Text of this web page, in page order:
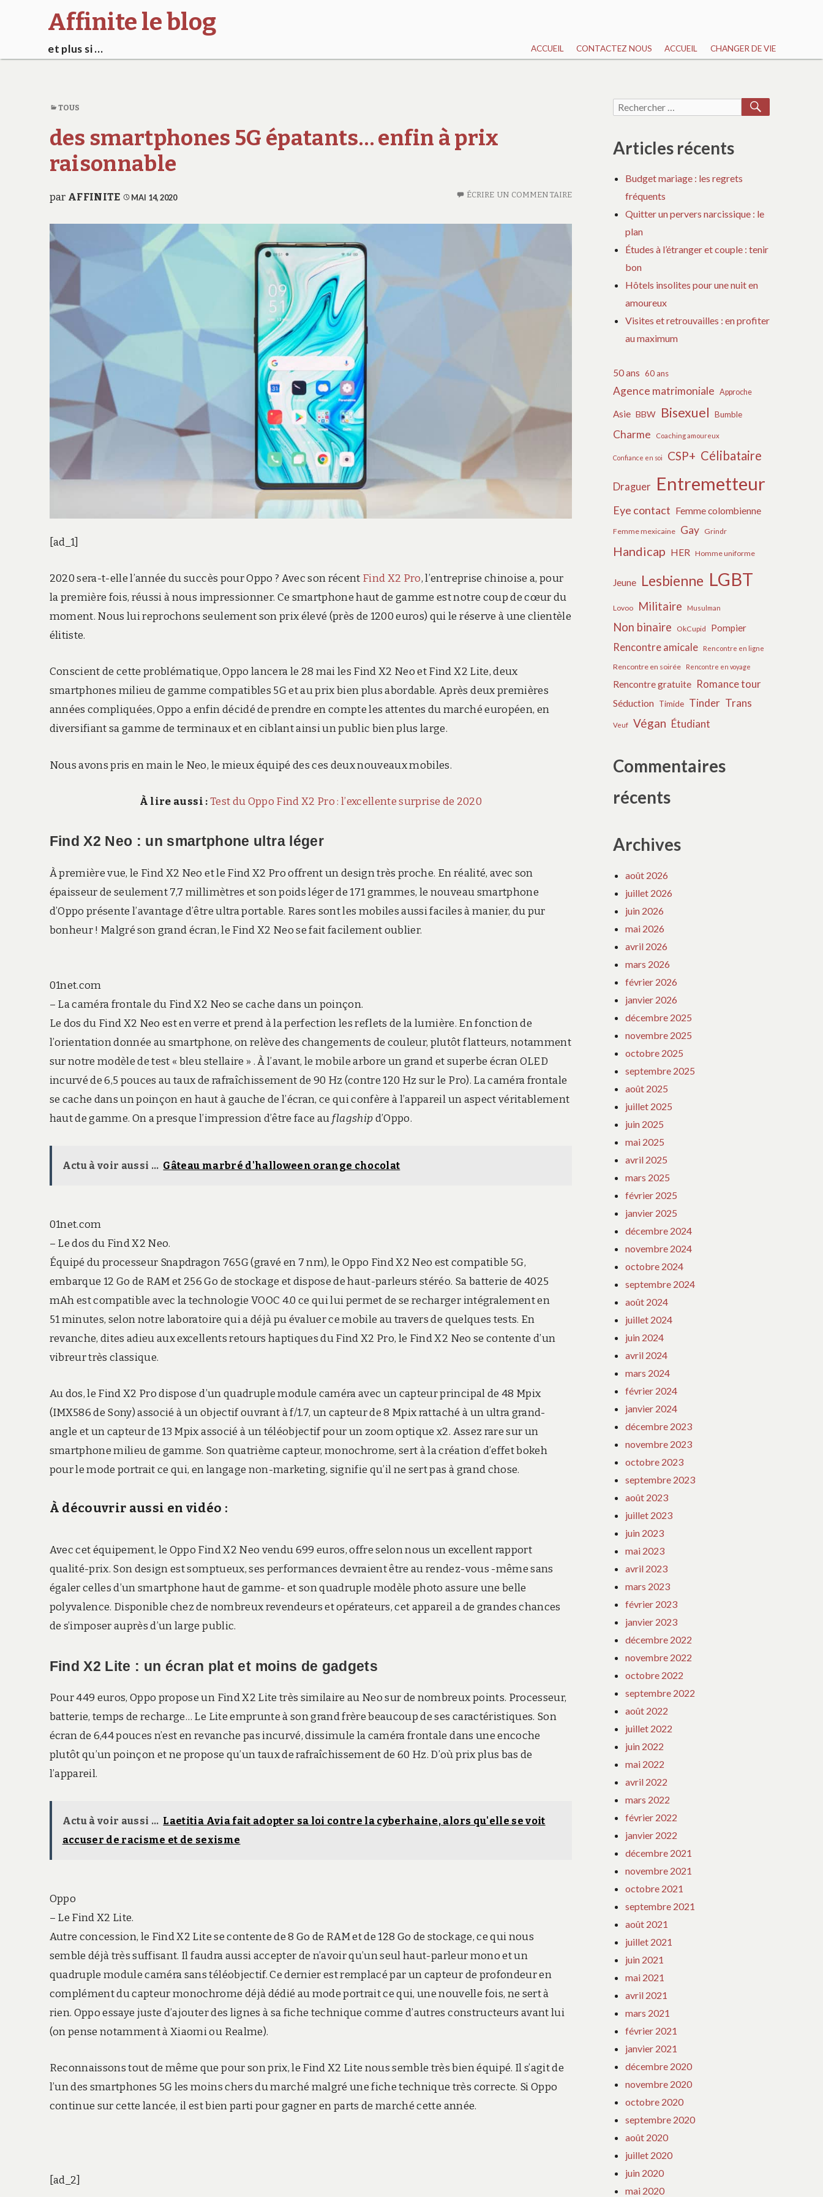
Affinite le blog
et plus si … ACCUEIL CONTACTEZ NOUS ACCUEIL CHANGER DE VIE
TOUS
des smartphones 5G épatants… enfin à prix
raisonnable
par AFFINITE MAI 14, 2020 ÉCRIRE UN COMMENTAIRE
[ad_1]
2020 sera-t-elle l’année du succès pour Oppo ? Avec son récent Find X2 Pro, l’entreprise chinoise a, pour
la première fois, réussi à nous impressionner. Ce smartphone haut de gamme est notre coup de cœur du
moment. Nous lui reprochons seulement son prix élevé (près de 1200 euros) qui le réserve à une clientèle
élitiste.
Conscient de cette problématique, Oppo lancera le 28 mai les Find X2 Neo et Find X2 Lite, deux
smartphones milieu de gamme compatibles 5G et au prix bien plus abordable. Après deux premières
années compliquées, Oppo a enfin décidé de prendre en compte les attentes du marché européen, en
diversifiant sa gamme de terminaux et en ciblant ainsi un public bien plus large.
Nous avons pris en main le Neo, le mieux équipé des ces deux nouveaux mobiles.
À lire aussi :Test du Oppo Find X2 Pro : l’excellente surprise de 2020
Find X2 Neo : un smartphone ultra léger
À première vue, le Find X2 Neo et le Find X2 Pro offrent un design très proche. En réalité, avec son
épaisseur de seulement 7,7 millimètres et son poids léger de 171 grammes, le nouveau smartphone
d’Oppo présente l’avantage d’être ultra portable. Rares sont les mobiles aussi faciles à manier, du pur
bonheur ! Malgré son grand écran, le Find X2 Neo se fait facilement oublier.
01net.com
– La caméra frontale du Find X2 Neo se cache dans un poinçon.
Le dos du Find X2 Neo est en verre et prend à la perfection les reflets de la lumière. En fonction de
l’orientation donnée au smartphone, on relève des changements de couleur, plutôt flatteurs, notamment
sur notre modèle de test « bleu stellaire » . À l’avant, le mobile arbore un grand et superbe écran OLED
incurvé de 6,5 pouces au taux de rafraîchissement de 90 Hz (contre 120 Hz sur le Pro). La caméra frontale
se cache dans un poinçon en haut à gauche de l’écran, ce qui confère à l’appareil un aspect véritablement
haut de gamme. On a presque l’impression d’être face au flagshipd’Oppo.
Actu à voir aussi ... Gâteau marbré d'halloween orange chocolat
01net.com
– Le dos du Find X2 Neo.
Équipé du processeur Snapdragon 765G (gravé en 7 nm), le Oppo Find X2 Neo est compatible 5G,
embarque 12 Go de RAM et 256 Go de stockage et dispose de haut-parleurs stéréo. Sa batterie de 4025
mAh est compatible avec la technologie VOOC 4.0 ce qui lui permet de se recharger intégralement en
51 minutes, selon notre laboratoire qui a déjà pu évaluer ce mobile au travers de quelques tests. En
revanche, dites adieu aux excellents retours haptiques du Find X2 Pro, le Find X2 Neo se contente d’un
vibreur très classique.
Au dos, le Find X2 Pro dispose d’un quadruple module caméra avec un capteur principal de 48 Mpix
(IMX586 de Sony) associé à un objectif ouvrant à f/1.7, un capteur de 8 Mpix rattaché à un ultra grand-
angle et un capteur de 13 Mpix associé à un téléobjectif pour un zoom optique x2. Assez rare sur un
smartphone milieu de gamme. Son quatrième capteur, monochrome, sert à la création d’effet bokeh
pour le mode portrait ce qui, en langage non-marketing, signifie qu’il ne sert pas à grand chose.
À découvrir aussi en vidéo :
Avec cet équipement, le Oppo Find X2 Neo vendu 699 euros, offre selon nous un excellent rapport
qualité-prix. Son design est somptueux, ses performances devraient être au rendez-vous -même sans
égaler celles d’un smartphone haut de gamme- et son quadruple modèle photo assure une belle
polyvalence. Disponible chez de nombreux revendeurs et opérateurs, cet appareil a de grandes chances
de s’imposer auprès d’un large public.
Find X2 Lite : un écran plat et moins de gadgets
Pour 449 euros, Oppo propose un Find X2 Lite très similaire au Neo sur de nombreux points. Processeur,
batterie, temps de recharge… Le Lite emprunte à son grand frère beaucoup de ses caractéristiques. Son
écran de 6,44 pouces n’est en revanche pas incurvé, dissimule la caméra frontale dans une encoche
plutôt qu’un poinçon et ne propose qu’un taux de rafraîchissement de 60 Hz. D’où prix plus bas de
l’appareil.
Actu à voir aussi ... Laetitia Avia fait adopter sa loi contre la cyberhaine, alors qu'elle se voit
accuser de racisme et de sexisme
Oppo
– Le Find X2 Lite.
Autre concession, le Find X2 Lite se contente de 8 Go de RAM et de 128 Go de stockage, ce qui nous
semble déjà très suffisant. Il faudra aussi accepter de n’avoir qu’un seul haut-parleur mono et un
quadruple module caméra sans téléobjectif. Ce dernier est remplacé par un capteur de profondeur en
complément du capteur monochrome déjà dédié au mode portrait ce qui, une nouvelle fois, ne sert à
rien. Oppo essaye juste d’ajouter des lignes à sa fiche technique comme d’autres constructeurs avant lui
(on pense notamment à Xiaomi ou Realme).
Reconnaissons tout de même que pour son prix, le Find X2 Lite nous semble très bien équipé. Il s’agit de
l’un des smartphones 5G les moins chers du marché malgré une fiche technique très correcte. Si Oppo
continue sur cette lancée, il est bien parti pour gagner en parts de marché cette année.
[ad_2]
Recherche
Articles récents
Budget mariage : les regrets
fréquents
Quitter un pervers narcissique : le
plan
Études à l’étranger et couple : tenir
bon
Hôtels insolites pour une nuit en
amoureux
Visites et retrouvailles : en profiter
au maximum
50 ans 60 ans
Agence matrimoniale Approche
Asie BBW Bisexuel Bumble
Charme Coaching amoureux
Confiance en soi CSP+ Célibataire
Draguer Entremetteur
Eye contact Femme colombienne
Femme mexicaine Gay Grindr
Handicap HER Homme uniforme
Jeune Lesbienne LGBT
Lovoo Militaire Musulman
Non binaire OkCupid Pompier
Rencontre amicale Rencontre en ligne
Rencontre en soirée Rencontre en voyage
Rencontre gratuite Romance tour
Séduction Timide Tinder Trans
Veuf Végan Étudiant
Commentaires
récents
Archives
août 2026
juillet 2026
juin 2026
mai 2026
avril 2026
mars 2026
février 2026
janvier 2026
décembre 2025
novembre 2025
octobre 2025
septembre 2025
août 2025
juillet 2025
juin 2025
mai 2025
avril 2025
mars 2025
février 2025
janvier 2025
décembre 2024
novembre 2024
octobre 2024
septembre 2024
août 2024
juillet 2024
juin 2024
avril 2024
mars 2024
février 2024
janvier 2024
décembre 2023
novembre 2023
octobre 2023
septembre 2023
août 2023
juillet 2023
juin 2023
mai 2023
avril 2023
mars 2023
février 2023
janvier 2023
décembre 2022
novembre 2022
octobre 2022
septembre 2022
août 2022
juillet 2022
juin 2022
mai 2022
avril 2022
mars 2022
février 2022
janvier 2022
décembre 2021
novembre 2021
octobre 2021
septembre 2021
août 2021
juillet 2021
juin 2021
mai 2021
avril 2021
mars 2021
février 2021
janvier 2021
décembre 2020
novembre 2020
octobre 2020
septembre 2020
août 2020
juillet 2020
juin 2020
mai 2020